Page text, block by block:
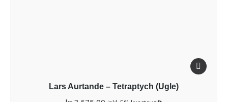
Lars Aurtande – Tetraptych (Ugle)